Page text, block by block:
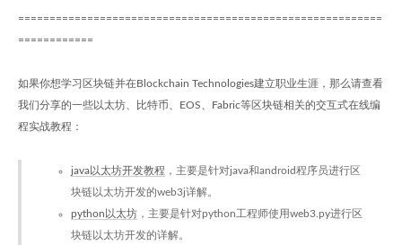
==========================================================
============
如果你想学习区块链并在Blockchain Technologies建立职业生涯，那么请查看
我们分享的一些以太坊、比特币、EOS、Fabric等区块链相关的交互式在线编
程实战教程：
java以太坊开发教程 ，主要是针对java和android程序员进行区
块链以太坊开发的web3j详解。
python以太坊 ，主要是针对python工程师使用web3.py进行区
块链以太坊开发的详解。